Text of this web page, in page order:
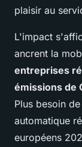
plaisir au
L'impact
ancrent la
entreprises
émissions de
Plus besoin
automatique
européens